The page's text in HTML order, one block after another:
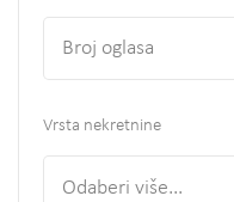
Vrsta nekretnine
Odaberi više...